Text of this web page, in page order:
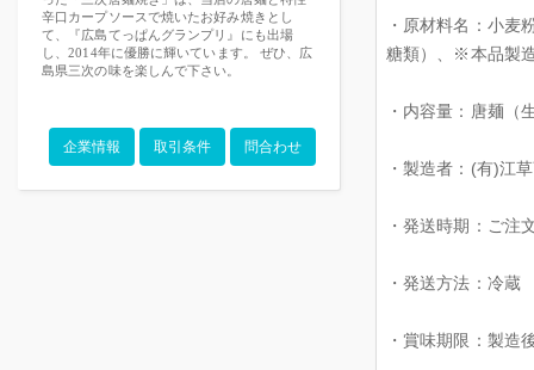
辛口カープソースで焼いたお好み焼きとし
て、『広島てっぱんグランプリ』にも出場
し、2014年に優勝に輝いています。 ぜひ、広
島県三次の味を楽しんで下さい。
企業情報 取引条件 問合わせ
・原材料名：小麦
糖類）、※本品製
・内容量：唐麺（
・製造者：(有)江
・発送時期：ご注
・発送方法：冷蔵
・賞味期限：製造